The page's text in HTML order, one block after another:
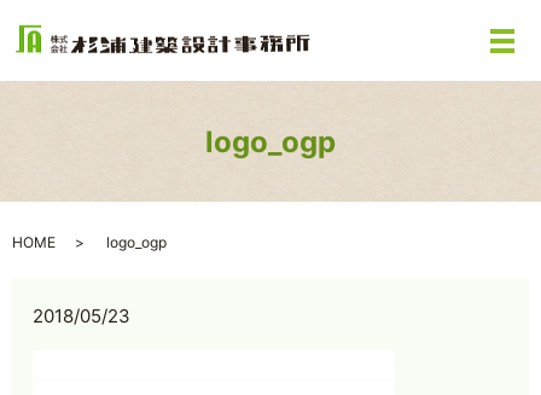
メ
logo_ogp
HOME logo_ogp
2018/05/23